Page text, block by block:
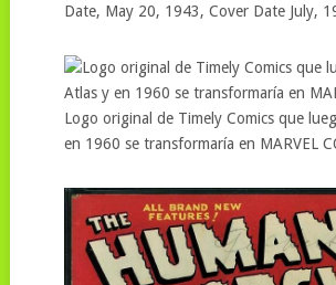
Date, May 20, 1943, Cover Date July,
Logo original de Timely Comics que
en 1960 se transformaría en MARVEL